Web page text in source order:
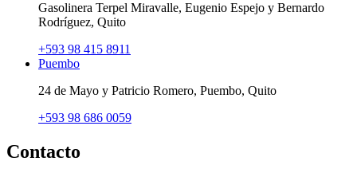
Gasolinera Terpel Miravalle, Eugenio Espejo y Bernardo
Rodríguez, Quito
+593 98 415 8911
Puembo
24 de Mayo y Patricio Romero, Puembo, Quito
+593 98 686 0059
Contacto